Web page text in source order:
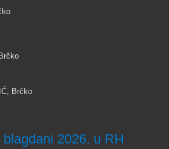
Brčko
2026. u RH